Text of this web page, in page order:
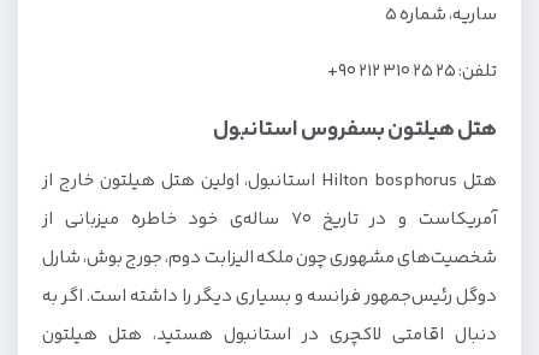
ساریه، شماره ۵
تلفن: 25 25 310 212 90+
هتل هیلتون بسفروس استانبول
هتل Hilton bosphorus استانبول، اولین هتل هیلتون خارج از
آمریکاست و در تاریخ 70 ساله‌ی خود خاطره میزبانی از
شخصیت‌های مشهوری چون ملکه الیزابت دوم، جورج بوش، شارل
دوگل رئیس‌جمهور فرانسه و بسیاری دیگر را داشته است. اگر به
دنبال اقامتی لاکچری در استانبول هستید، هتل هیلتون